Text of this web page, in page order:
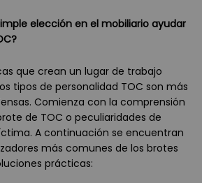
elección en el mobiliario ayudar
que crean un lugar de trabajo
tipos de personalidad TOC son más
Comienza con la comprensión
de TOC o peculiaridades de
A continuación se encuentran
más comunes de los brotes
prácticas: